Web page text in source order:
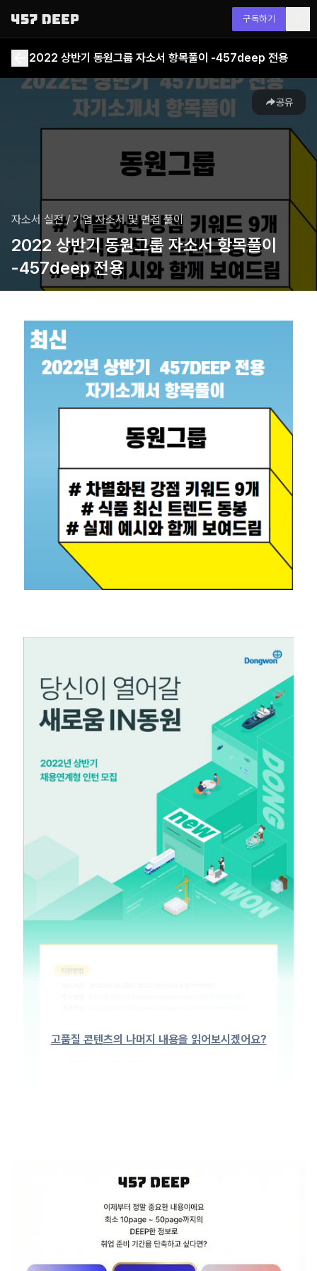
구독하기
2022 상반기 동원그룹 자소서 항목풀이 -457deep 전용
공유
자소서 실전/ 기업 자소서 및 면접 풀이
2022 상반기 동원그룹 자소서 항목풀이
-457deep 전용
고품질 콘텐츠의 나머지 내용을 읽어보시겠어요?